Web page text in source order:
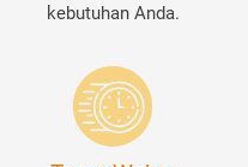
kebutuhan Anda.